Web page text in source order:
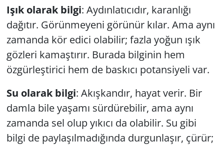
Işık olarak bilgi: Aydınlatıcıdır, karanlığı
dağıtır. Görünmeyeni görünür kılar. Ama aynı
zamanda kör edici olabilir; fazla yoğun ışık
gözleri kamaştırır. Burada bilginin hem
özgürleştirici hem de baskıcı potansiyeli var.
Su olarak bilgi: Akışkandır, hayat verir. Bir
damla bile yaşamı sürdürebilir, ama aynı
zamanda sel olup yıkıcı da olabilir. Su gibi
bilgi de paylaşılmadığında durgunlaşır, çürür;